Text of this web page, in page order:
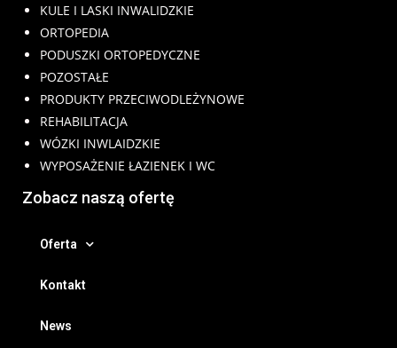
KULE I LASKI INWALIDZKIE
ORTOPEDIA
PODUSZKI ORTOPEDYCZNE
POZOSTAŁE
PRODUKTY PRZECIWODLEŻYNOWE
REHABILITACJA
WÓZKI INWLAIDZKIE
WYPOSAŻENIE ŁAZIENEK I WC
Zobacz naszą ofertę
Oferta
Kontakt
News